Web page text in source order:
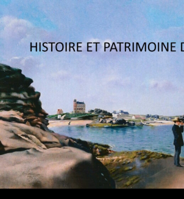
Aller
au
contenu